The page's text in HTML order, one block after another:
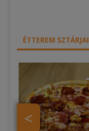
ÉTTEREM SZTÁRJAI
<